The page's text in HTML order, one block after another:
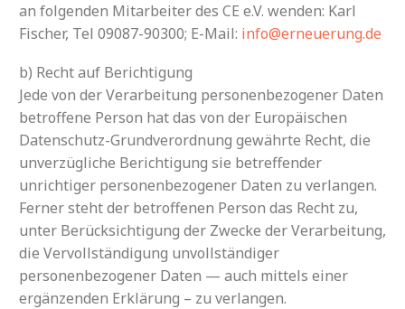
an folgenden Mitarbeiter des CE e.V. wenden: Karl
Fischer, Tel 09087-90300; E-Mail: info@erneuerung.de
b) Recht auf Berichtigung
Jede von der Verarbeitung personenbezogener Daten
betroffene Person hat das von der Europäischen
Datenschutz-Grundverordnung gewährte Recht, die
unverzügliche Berichtigung sie betreffender
unrichtiger personenbezogener Daten zu verlangen.
Ferner steht der betroffenen Person das Recht zu,
unter Berücksichtigung der Zwecke der Verarbeitung,
die Vervollständigung unvollständiger
personenbezogener Daten — auch mittels einer
ergänzenden Erklärung – zu verlangen.